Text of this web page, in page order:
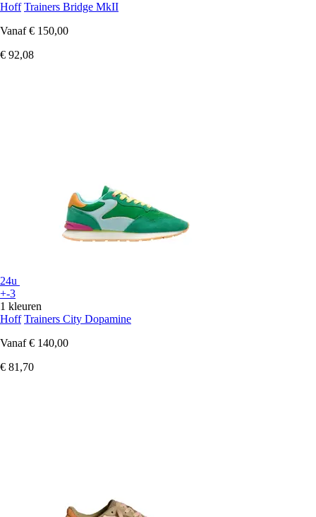
Hoff Trainers Bridge MkII
Vanaf € 150,00
€ 92,08
24u
+-3
1 kleuren
Hoff Trainers City Dopamine
Vanaf € 140,00
€ 81,70